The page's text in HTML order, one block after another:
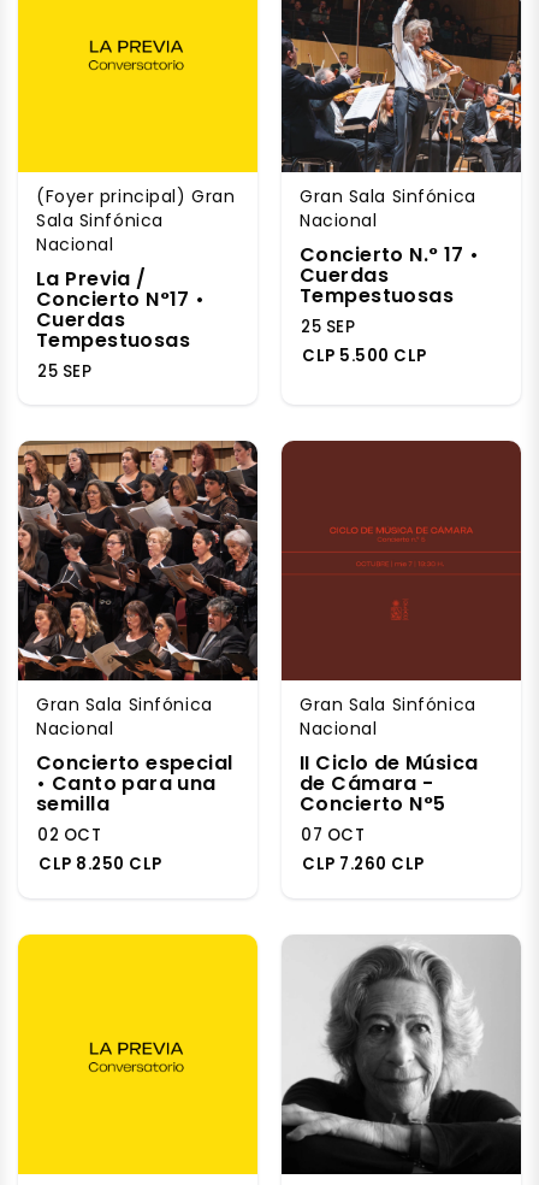
(Foyer principal) Gran
Sala Sinfónica
Nacional
La Previa /
Concierto N°17 •
Cuerdas
Tempestuosas
25 SEP
Gran Sala Sinfónica
Nacional
Concierto N.° 17 •
Cuerdas
Tempestuosas
25 SEP
CLP 5.500 CLP
Gran Sala Sinfónica
Nacional
Concierto especial
• Canto para una
semilla
02 OCT
CLP 8.250 CLP
Gran Sala Sinfónica
Nacional
II Ciclo de Música
de Cámara -
Concierto N°5
07 OCT
CLP 7.260 CLP